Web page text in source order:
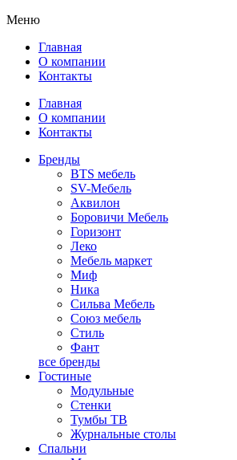
Меню
Главная
О компании
Контакты
Главная
О компании
Контакты
Бренды
BTS мебель
SV-Мебель
Аквилон
Боровичи Мебель
Горизонт
Леко
Мебель маркет
Миф
Ника
Сильва Мебель
Союз мебель
Стиль
Фант
все бренды
Гостиные
Модульные
Стенки
Тумбы ТВ
Журнальные столы
Спальни